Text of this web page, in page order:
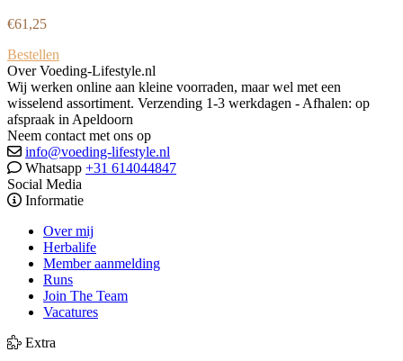
€61,25
Bestellen
Over Voeding-Lifestyle.nl
Wij werken online aan kleine voorraden, maar wel met een
wisselend assortiment. Verzending 1-3 werkdagen - Afhalen: op
afspraak in Apeldoorn
Neem contact met ons op
info@voeding-lifestyle.nl
Whatsapp +31 614044847
Social Media
Informatie
Over mij
Herbalife
Member aanmelding
Runs
Join The Team
Vacatures
Extra